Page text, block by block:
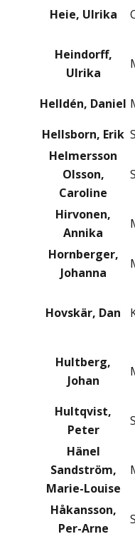
Heie, Ulrika
Heindorff,
Ulrika
Helldén, Daniel
Hellsborn, Erik
Helmersson
Olsson,
Caroline
S
Hirvonen,
Annika
Hornberger,
Johanna
Hovskär, Dan
Hultberg,
Johan
Hultqvist,
Peter
S
Hänel
Sandström,
Marie-Louise
Håkansson,
Per-Arne
S